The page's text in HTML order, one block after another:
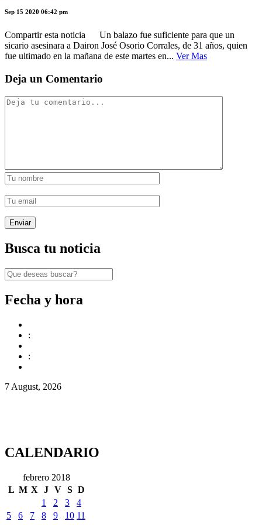
Sep 15 2020 06:42 pm
Compartir esta noticia Un balazo fue suficiente para que un
sicario asesinara a Dairon José Osorio Corrales, de 31 años, quien
fue ultimado en la mañana de este martes en... Ver Mas
Deja un Comentario
Busca tu noticia
Fecha y hora
:
:
7 August, 2026
CALENDARIO
febrero 2018
L M X J V S D
1
2 3
4
5
6 7 8 9 10 11